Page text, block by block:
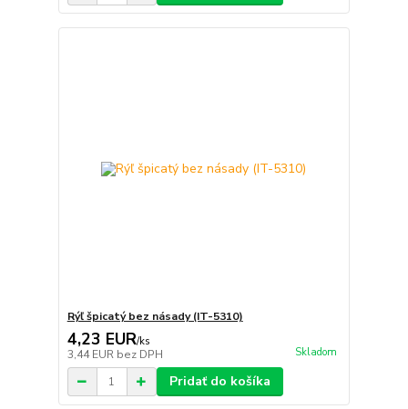
Rýľ špicatý bez násady (IT-5310)
4,23 EUR/ks
3,44 EUR bez DPH Skladom
Pridať do košíka